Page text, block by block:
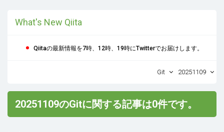
What's New Qiita
Qiitaの最新情報を7時、12時、19時にTwitterでお届けします。
Git 20251109
20251109のGitに関する記事は0件です。